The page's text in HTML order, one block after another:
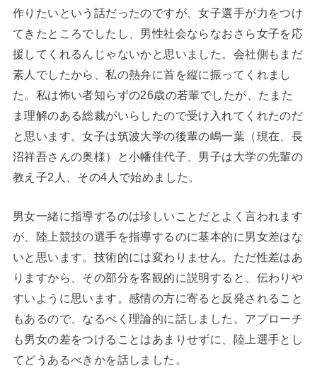
作りたいという話だったのですが、女子選手が力をつけ
てきたところでしたし、男性社会ならなおさら女子を応
援してくれるんじゃないかと思いました。会社側もまだ
素人でしたから、私の熱弁に首を縦に振ってくれまし
た。私は怖い者知らずの26歳の若輩でしたが、たまた
ま理解のある総裁がいらしたので受け入れてくれたのだ
と思います。女子は筑波大学の後輩の嶋一葉（現在、長
沼祥吾さんの奥様）と小幡佳代子、男子は大学の先輩の
教え子2人、その4人で始めました。
男女一緒に指導するのは珍しいことだとよく言われます
が、陸上競技の選手を指導するのに基本的に男女差はな
いと思います。技術的には変わりません。ただ性差はあ
りますから、その部分を客観的に説明すると、伝わりや
すいように思います。感情の方に寄ると反発されること
もあるので、なるべく理論的に話しました。アプローチ
も男女の差をつけることはあまりせずに、陸上選手とし
てどうあるべきかを話しました。